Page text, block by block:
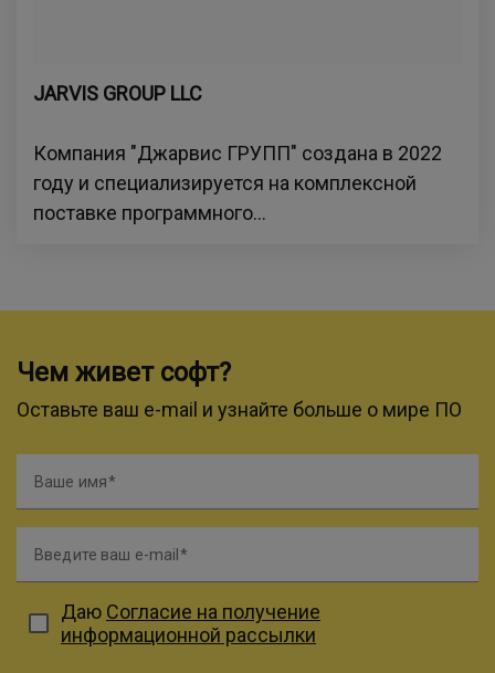
JARVIS GROUP LLC
Компания "Джарвис ГРУПП" создана в 2022
году и специализируется на комплексной
поставке программного...
Чем живет софт?
Оставьте ваш e-mail и узнайте больше о мире ПО
Ваше имя
Введите ваш e-mail
Даю Согласие на получение
информационной рассылки